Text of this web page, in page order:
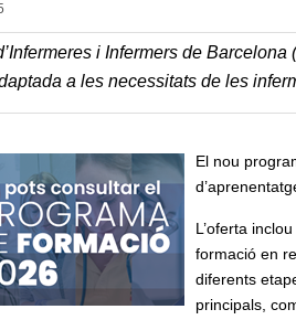
i Infermers de
a les necessitats de les
El nou
L’oferta
formació en
diferents
principals,